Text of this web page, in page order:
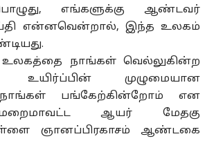
எங்களுக்கு ஆண்டவர்
என்னவென்றால், இந்த உலகம்
நாங்கள் வெல்லுகின்ற
உயிர்ப்பின் முழுமையான
நாங்கள் பங்கேற்கின்றோம் என
ஆயர் மேதகு
ஞானப்பிரகாசம் ஆண்டகை